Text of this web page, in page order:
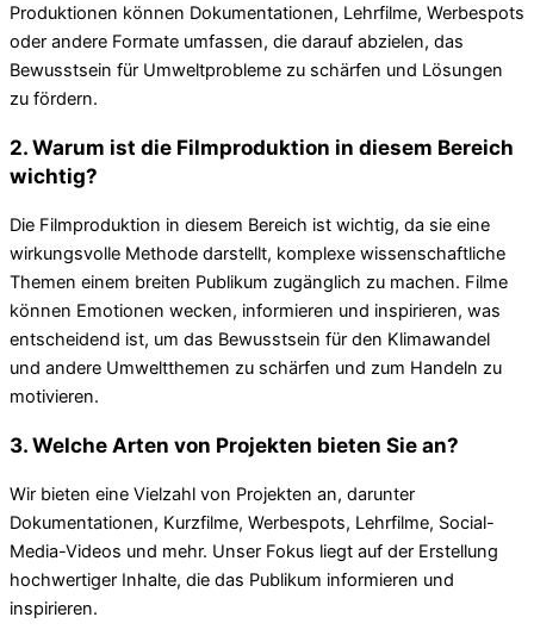
Produktionen können Dokumentationen, Lehrfilme, Werbespots
oder andere Formate umfassen, die darauf abzielen, das
Bewusstsein für Umweltprobleme zu schärfen und Lösungen
zu fördern.
2. Warum ist die Filmproduktion in diesem Bereich
wichtig?
Die Filmproduktion in diesem Bereich ist wichtig, da sie eine
wirkungsvolle Methode darstellt, komplexe wissenschaftliche
Themen einem breiten Publikum zugänglich zu machen. Filme
können Emotionen wecken, informieren und inspirieren, was
entscheidend ist, um das Bewusstsein für den Klimawandel
und andere Umweltthemen zu schärfen und zum Handeln zu
motivieren.
3. Welche Arten von Projekten bieten Sie an?
Wir bieten eine Vielzahl von Projekten an, darunter
Dokumentationen, Kurzfilme, Werbespots, Lehrfilme, Social-
Media-Videos und mehr. Unser Fokus liegt auf der Erstellung
hochwertiger Inhalte, die das Publikum informieren und
inspirieren.